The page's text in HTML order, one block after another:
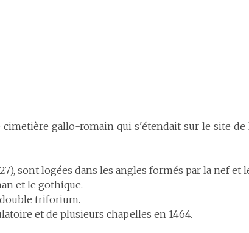
gallo-romain qui s'étendait sur le site de
sont logées dans les angles formés par la nef et
et le gothique.
triforium.
et de plusieurs chapelles en 1464.